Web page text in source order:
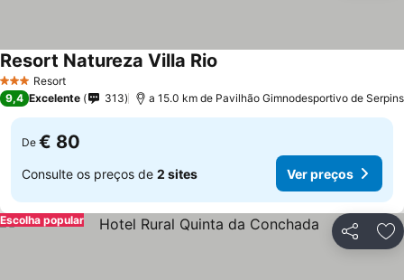
3 EstrelasResort
Resort Natureza Villa Rio
9,4 Excelente 313 a 15.0 km de Pavilhão Gimnodesportivo de Serpins
De € 80
Consulte os preços de 2 sites Ver preços
Partilhar
Escolha popular